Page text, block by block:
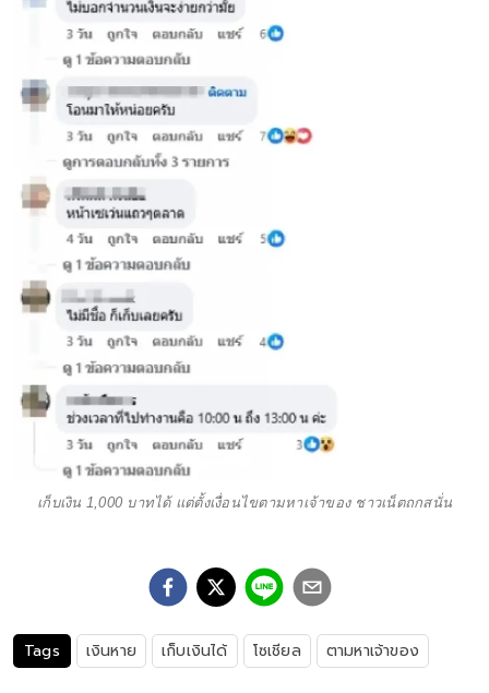
เก็บเงิน 1,000 บาทได้ แต่ตั้งเงื่อนไขตามหาเจ้าของ ชาวเน็ตถกสนั่น
Tags เงินหาย เก็บเงินได้ โซเชียล ตามหาเจ้าของ